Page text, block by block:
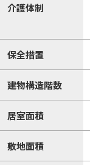
介護体制
保全措置
建物構造階数
居室面積
敷地面積